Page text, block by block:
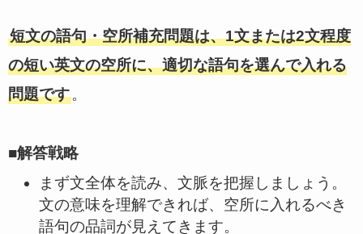
短文の語句・空所補充問題は、1文または2文程度
の短い英文の空所に、適切な語句を選んで入れる
問題です。
■解答戦略
まず文全体を読み、文脈を把握しましょう。
文の意味を理解できれば、空所に入れるべき
語句の品詞が見えてきます。